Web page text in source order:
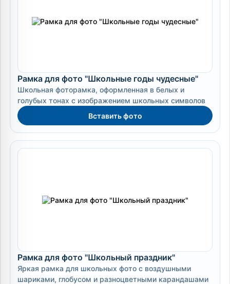
Рамка для фото "Школьные годы чудесные"
Школьная фоторамка, оформленная в белых и
голубых тонах с изображением школьных символов
Вставить фото
Рамка для фото "Школьный праздник"
Яркая рамка для школьных фото с воздушными
шариками, глобусом и разноцветными карандашами